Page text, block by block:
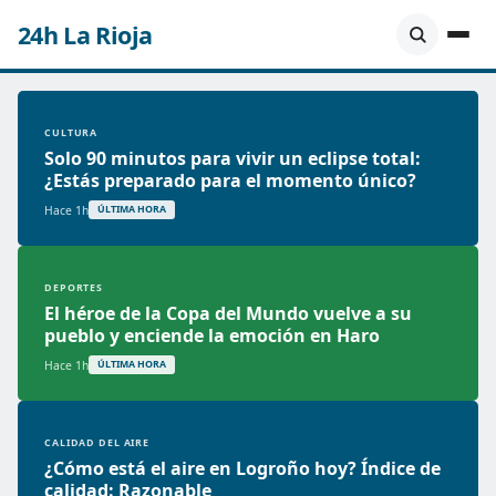
24h La Rioja
CULTURA
Solo 90 minutos para vivir un eclipse total:
¿Estás preparado para el momento único?
Hace 1h ÚLTIMA HORA
DEPORTES
El héroe de la Copa del Mundo vuelve a su
pueblo y enciende la emoción en Haro
Hace 1h ÚLTIMA HORA
CALIDAD DEL AIRE
¿Cómo está el aire en Logroño hoy? Índice de
calidad: Razonable